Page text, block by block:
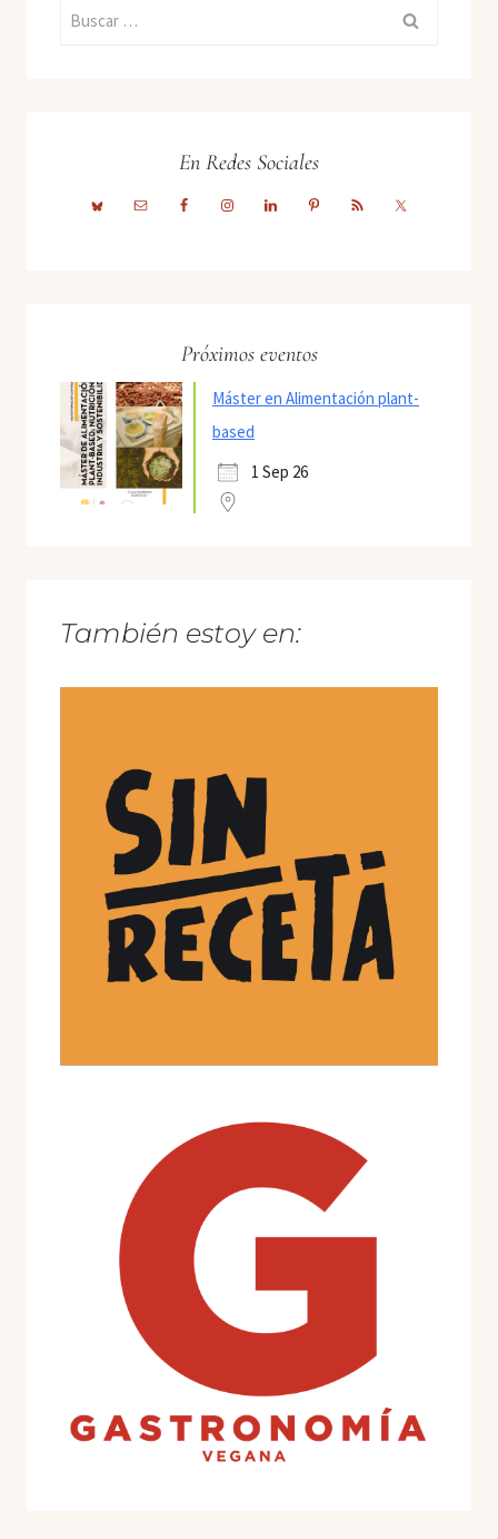
Buscar:
En Redes Sociales
Próximos eventos
Máster en Alimentación plant-
based
1 Sep 26
También estoy en: